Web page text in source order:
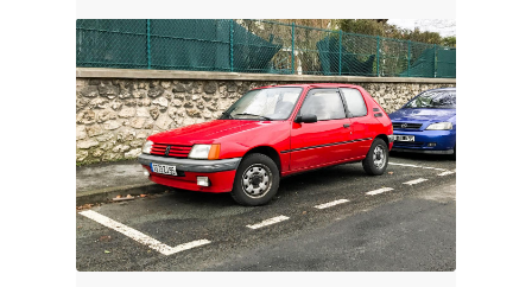
BONJOURLAVIEILLE ?
MODÈLES ET MARQUES
COMMENT FONCTIONNE BLV ?